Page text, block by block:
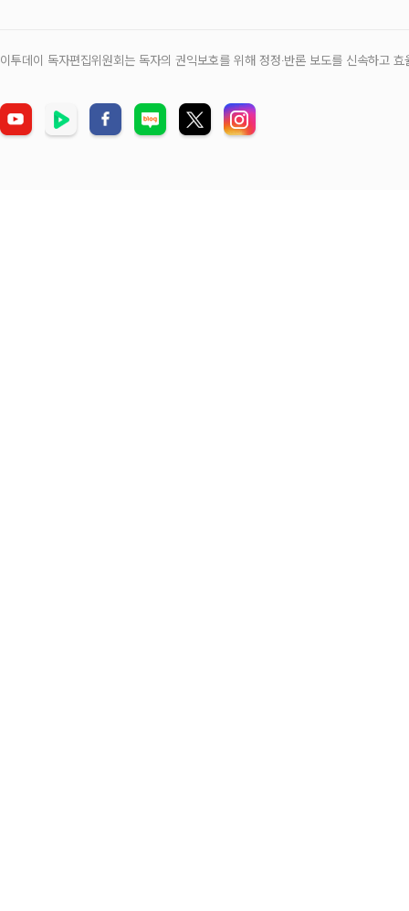
이투데이 독자편집위원회는 독자의 권익보호를 위해 정정‧반론 보도를 신속하고